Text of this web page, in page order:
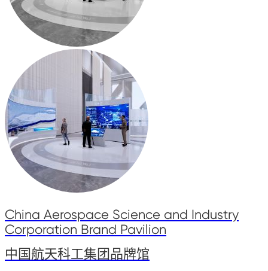
China Aerospace Science and Industry
Corporation Brand Pavilion
中国航天科工集团品牌馆